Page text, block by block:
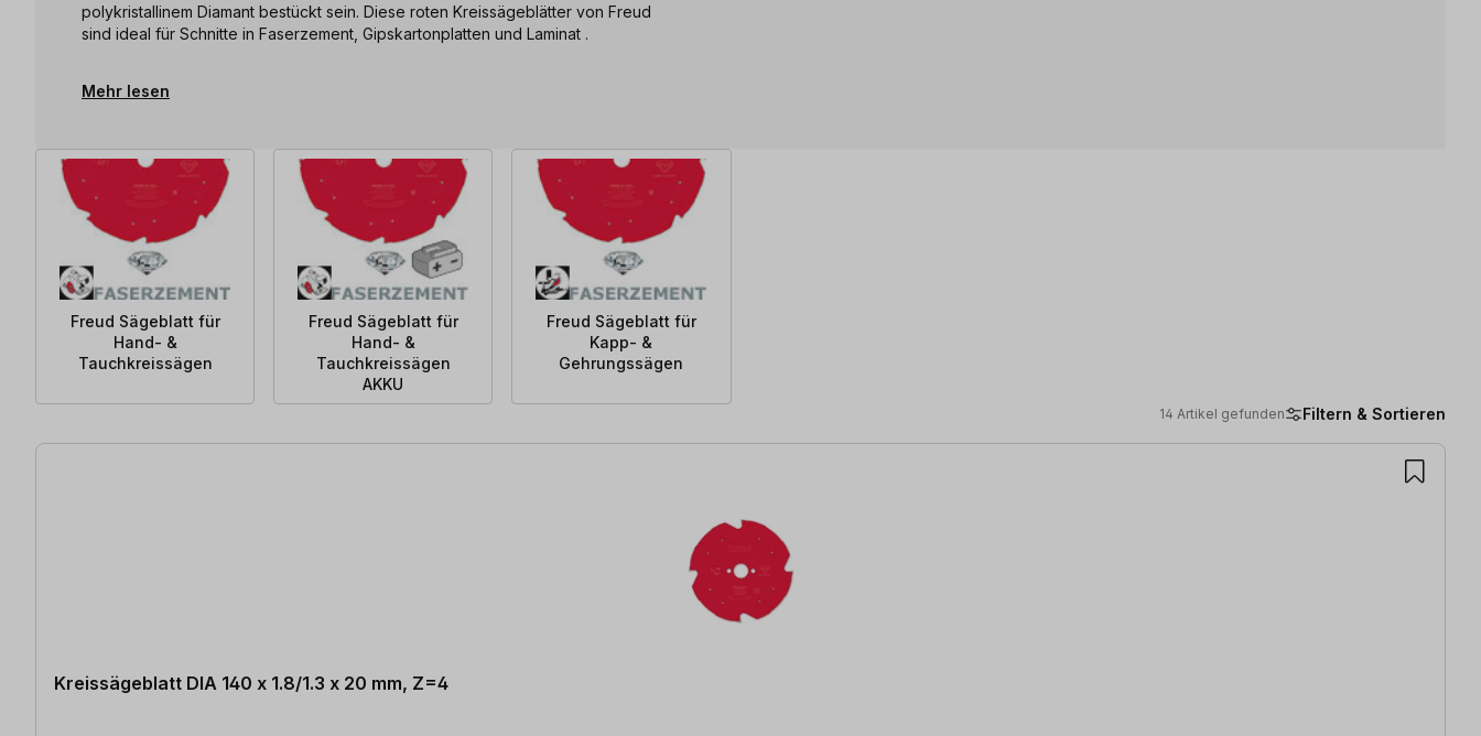
polykristallinem Diamant bestückt sein. Diese roten Kreissägeblätter von Freud
sind ideal für Schnitte in Faserzement, Gipskartonplatten und Laminat .
Mehr lesen
Freud Sägeblatt für
Hand- &
Tauchkreissägen
Freud Sägeblatt für
Hand- &
Tauchkreissägen
AKKU
Freud Sägeblatt für
Kapp- &
Gehrungssägen
14 Artikel gefunden Filtern & Sortieren
14 Artikel gefunden
Kreissägeblatt DIA 140 x 1.8/1.3 x 20 mm, Z=4